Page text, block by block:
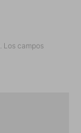
Los campos